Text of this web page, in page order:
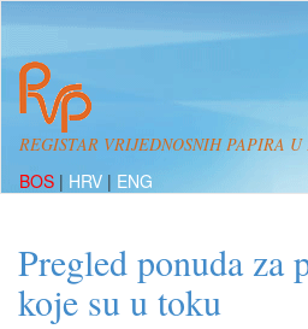
REGISTAR VRIJEDNOSNIH PAPIRA
BOS | HRV | ENG
Pregled ponuda za
koje su u toku